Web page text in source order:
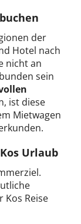
der
Hotel nach
nicht an
sein
ist diese
Mietwagen
Urlaub
Kos Reise